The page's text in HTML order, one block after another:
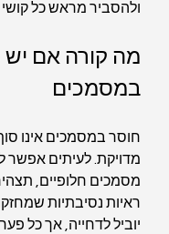
ולהסביר מראש כל קושי
מה קורה אם יש
במסמכים
חוסר במסמכים אינו
מדויקת. לעיתים
מסמכים חלופיים,
ראיות נסיבתיות
יוביל לדחייה, אך כל